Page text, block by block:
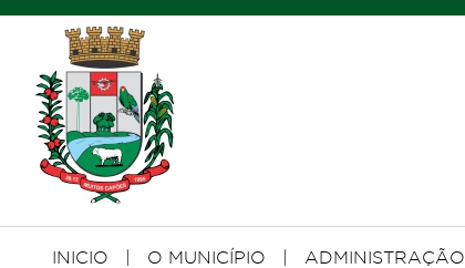
INICIO O MUNICÍPIO ADMINISTRAÇÃO